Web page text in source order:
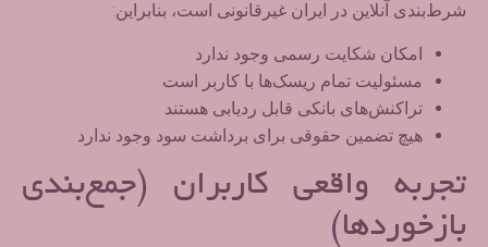
شرط‌بندی آنلاین در ایران غیرقانونیاست، بنابراین:
امکان شکایت رسمی وجود ندارد
مسئولیت تمام ریسک‌ها با کاربر است
تراکنش‌های بانکی قابل ردیابی هستند
هیچ تضمین حقوقی برای برداشت سود وجود ندارد
تجربه واقعی کاربران (جمع‌بندی
بازخوردها)